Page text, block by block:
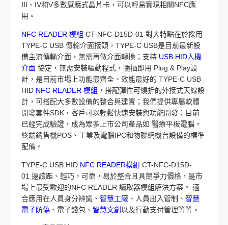
III、IV和V多數感應式晶片卡，可以輕易實現相關NFC應
用。
NFC READER 模組 CT-NFC-D15D-01 對大特點在於採用
TYPE-C USB 傳輸介面接頭，TYPE-C USB是目前最新設
備主流傳輸介面，無需再做介面轉換；支持 USB HID人機
介面 協定，無需安裝驅動程式，隨插即用 Plug & Play設
計，是目前市場上功能最齊全、效能最好的 TYPE-C USB
HID NFC READER 模組 ，搭配彈性可繞折的外接式天線設
計，可搭配大多數設備的整合與建置；我們提供專屬軟體
開發套件SDK，客戶可以輕鬆快速安裝與功能開發；目前
已經完成驗證，成為眾多上市公司產品如 醫療平板電腦，
終端銷售機POS、工業及電腦IPC和物聯網機台設備的標準
配備。
TYPE-C USB HID NFC READER模組 CT-NFC-D15D-
01 遠讀距、輕巧，可靠，易於整合且具競爭力價格，是市
場上最受歡迎的NFC READER 讀取器模組解決方案。 適
合應用在人員身分辨識、智慧工廠 、人員出入管制、智慧
電子防偽 、電子錢包、智慧文創以及行動支付管理等等。